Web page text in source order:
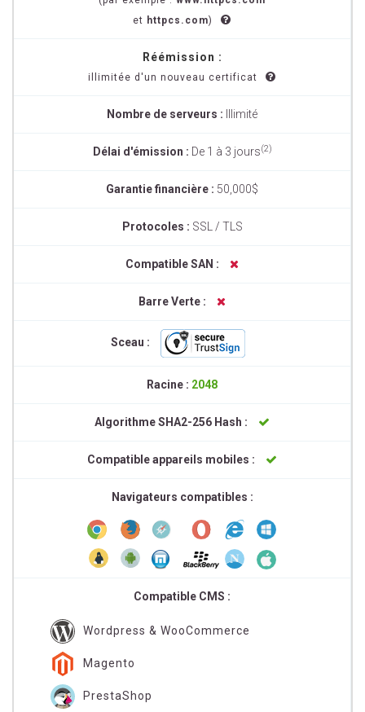
et httpcs.com)
Réémission :
illimitée d'un nouveau certificat
Nombre de serveurs : Illimité
Délai d'émission : De 1 à 3 jours(2)
Garantie financière : 50,000$
Protocoles : SSL / TLS
Compatible SAN :
Barre Verte :
Sceau :
Racine : 2048
Algorithme SHA2-256 Hash :
Compatible appareils mobiles :
Navigateurs compatibles :
Compatible CMS :
Wordpress & WooCommerce
Magento
PrestaShop